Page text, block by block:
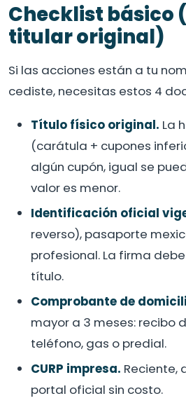
Checklist básico
titular original)
Si las acciones están a tu
cediste, necesitas estos 4
Título físico original. La
(carátula + cupones
algún cupón, igual se
valor es menor.
Identificación oficial
reverso), pasaporte
profesional. La firma
título.
Comprobante de
mayor a 3 meses: recibo
teléfono, gas o predial.
CURP impresa. Reciente,
portal oficial sin costo.